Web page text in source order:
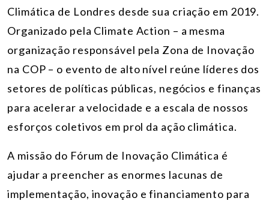
Climática de Londres desde sua criação em 2019.
Organizado pela Climate Action – a mesma
organização responsável pela Zona de Inovação
na COP – o evento de alto nível reúne líderes dos
setores de políticas públicas, negócios e finanças
para acelerar a velocidade e a escala de nossos
esforços coletivos em prol da ação climática.
A missão do Fórum de Inovação Climática é
ajudar a preencher as enormes lacunas de
implementação, inovação e financiamento para